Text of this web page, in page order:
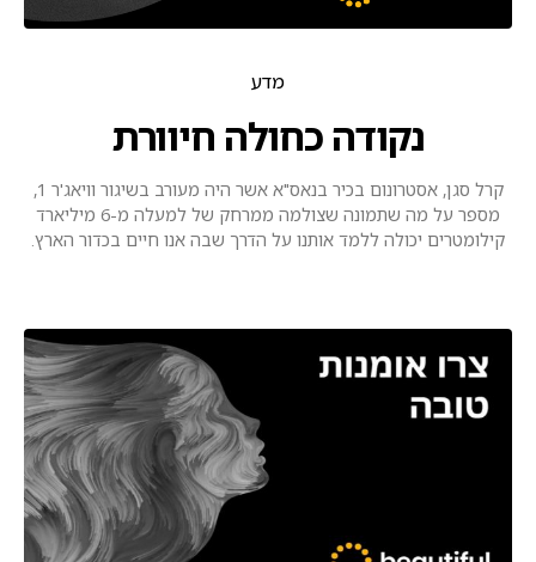
מדע
נקודה כחולה חיוורת
קרל סגן, אסטרונום בכיר בנאס"א אשר היה מעורב בשיגור וויאג'ר 1,
מספר על מה שתמונה שצולמה ממרחק של למעלה מ-6 מיליארד
קילומטרים יכולה ללמד אותנו על הדרך שבה אנו חיים בכדור הארץ.